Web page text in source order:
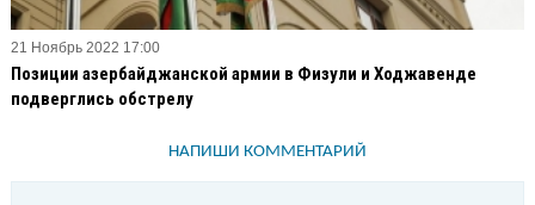
21 Ноябрь 2022 17:00
Позиции азербайджанской армии в Физули и Ходжавенде
подверглись обстрелу
НАПИШИ КОММЕНТАРИЙ